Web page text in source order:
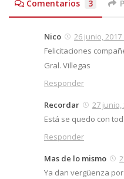
Comentarios 3
Nico
26 junio,
Felicitaciones
Gral. Villegas
Responder
Recordar
27 junio,
Está se quedo con
Responder
Mas de lo mismo
Ya dan vergüenza